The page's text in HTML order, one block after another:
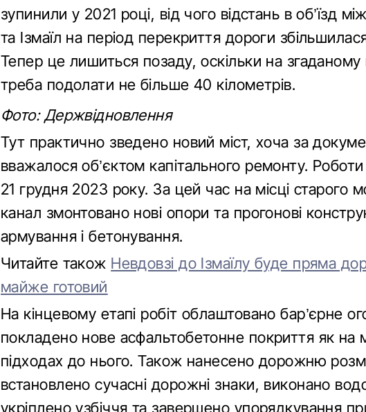
зупинили у 2021 році, від чого відстань в об’їзд
та Ізмаїл на період перекриття дороги
Тепер це лишиться позаду, оскільки на згаданому
треба подолати не більше 40 кілометрів.
Фото: Держвідновлення
Тут практично зведено новий міст, хоча за
вважалося об’єктом капітального ремонту.
21 грудня 2023 року. За цей час на місці старого
канал змонтовано нові опори та прогонові
армування і бетонування.
Читайте також Невдовзі до Ізмаїлу буде пряма
майже готовий
На кінцевому етапі робіт облаштовано бар’єрне
покладено нове асфальтобетонне покриття як на
підходах до нього. Також нанесено дорожню
встановлено сучасні дорожні знаки, виконано
укріплено узбіччя та завершено упорядкування